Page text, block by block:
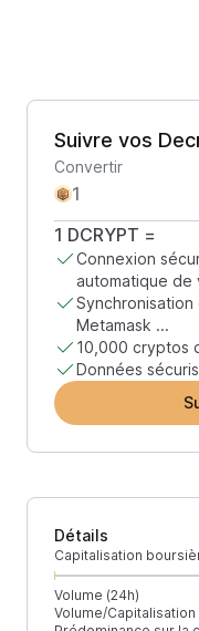
Suivre vos
Convertir
1 DCRYPT =
Connexion
automatique de
Synchronisation
Metamask ...
10,000 cryptos
Données
Détails
Capitalisation
Volume (24h)
Volume/